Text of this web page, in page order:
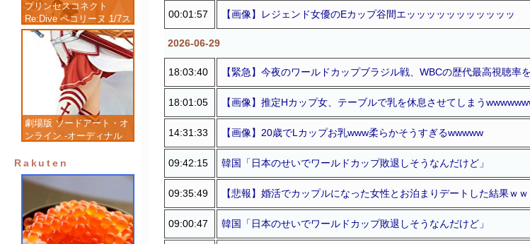
プリンセスコネクト
Re:Dive ペコリーヌ 1/7ス
ケール 塗装済み完成品フ
ィギュア
劇場版 ソードアート・オ
ンライン -オーディナル
成品フィギュア
Rakuten
00:01:57 【画像】レジェンド女優のEカップ谷間エッッッッッッッッッッッ
2026-06-29
18:03:40 【緊急】今夜のワールドカップブラジル戦、WBCの歴代最高視聴率
18:01:05 【画像】推定Hカップ女、テーブルで乳を休息させてしまう
14:31:33 【画像】20歳でLカップお乳www柔らかそうすぎるwwwww
09:42:15 韓国「日本のせいでワールドカップ敗退しそうなんだけど」
09:35:49 【悲報】婚活でカップルになった女性とお泊まりデートした結果ｗ
09:00:47 韓国「日本のせいでワールドカップ敗退しそうなんだけど」